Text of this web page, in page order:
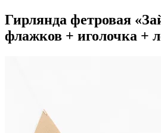
Гирлянда фетровая
флажков + иголочка +